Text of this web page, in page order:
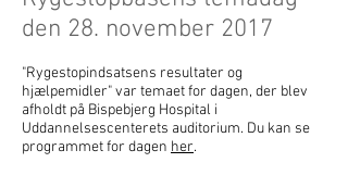
den 28. november 2017
"Rygestopindsatsens resultater og
hjælpemidler" var temaet for dagen, der blev
afholdt på Bispebjerg Hospital i
Uddannelsescenterets auditorium. Du kan se
programmet for dagen her.